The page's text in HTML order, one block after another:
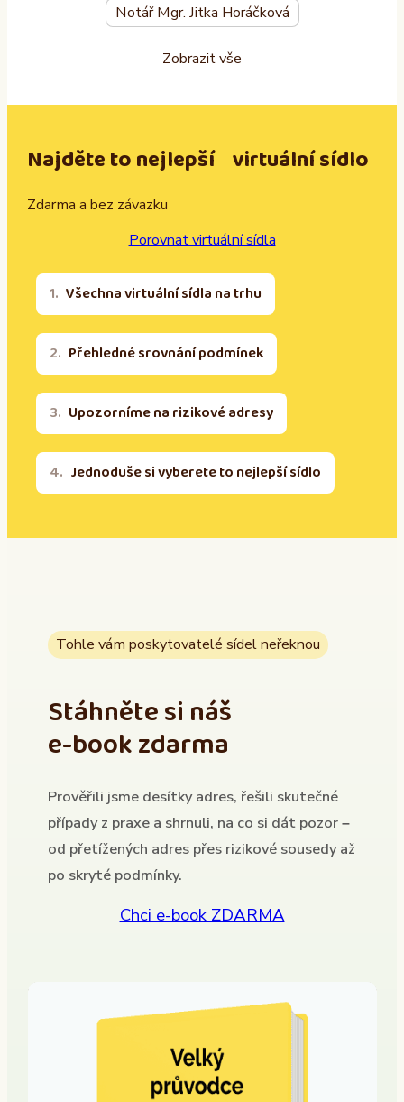
Notář Mgr. Jitka Horáčková
Zobrazit vše
Najděte to nejlepší virtuální sídlo
Zdarma a bez závazku
Porovnat virtuální sídla
Všechna virtuální sídla na trhu
Přehledné srovnání podmínek
Upozorníme na rizikové adresy
Jednoduše si vyberete to nejlepší sídlo
Tohle vám poskytovatelé sídel neřeknou
Stáhněte si náš
e-book zdarma
Prověřili jsme desítky adres, řešili skutečné
případy z praxe a shrnuli, na co si dát pozor –
od přetížených adres přes rizikové sousedy až
po skryté podmínky.
Chci e-book ZDARMA